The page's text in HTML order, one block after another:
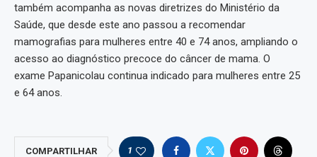
também acompanha as novas diretrizes do Ministério da
Saúde, que desde este ano passou a recomendar
mamografias para mulheres entre 40 e 74 anos, ampliando o
acesso ao diagnóstico precoce do câncer de mama. O
exame Papanicolau continua indicado para mulheres entre 25
e 64 anos.
COMPARTILHAR 1